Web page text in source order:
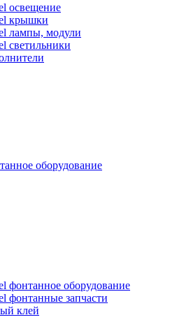
освещение
крышки
лампы, модули
светильники
оборудование
фонтанное оборудование
фонтанные запчасти
клей